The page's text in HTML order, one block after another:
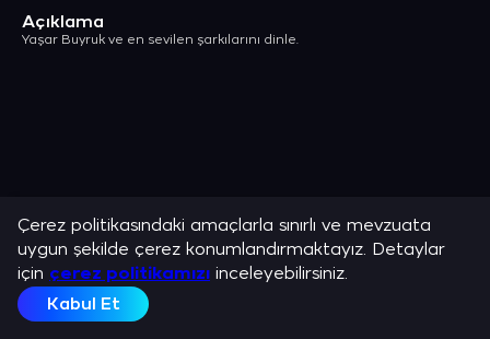
Açıklama
Yaşar Buyruk ve en sevilen şarkılarını dinle.
Çerez politikasındaki amaçlarla sınırlı ve mevzuata
uygun şekilde çerez konumlandırmaktayız. Detaylar
için çerez politikamızı inceleyebilirsiniz.
Kabul Et